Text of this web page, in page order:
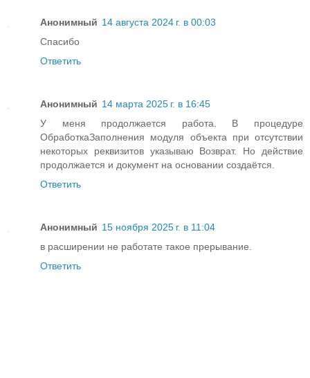
Анонимный 14 августа 2024 г. в 00:03
Спасибо
Ответить
Анонимный 14 марта 2025 г. в 16:45
У меня продолжается работа. В процедуре
ОбработкаЗаполнения модуля объекта при отсутствии
некоторых реквизитов указываю Возврат. Но действие
продолжается и документ на основании создаётся.
Ответить
Анонимный 15 ноября 2025 г. в 11:04
в расширении не работате такое прерывание.
Ответить